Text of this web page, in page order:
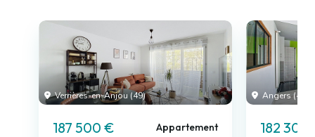
Verrières-en-Anjou (49)
187 500 € Appartement
Angers (49)
182 300